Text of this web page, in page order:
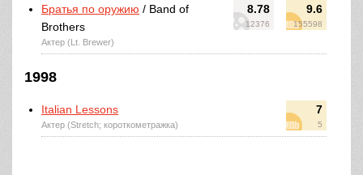
8.78
12376
9.6
155598
Братья по оружию / Band of
Brothers
Актер (Lt. Brewer)
1998
7
5
Italian Lessons
Актер (Stretch; короткометражка)